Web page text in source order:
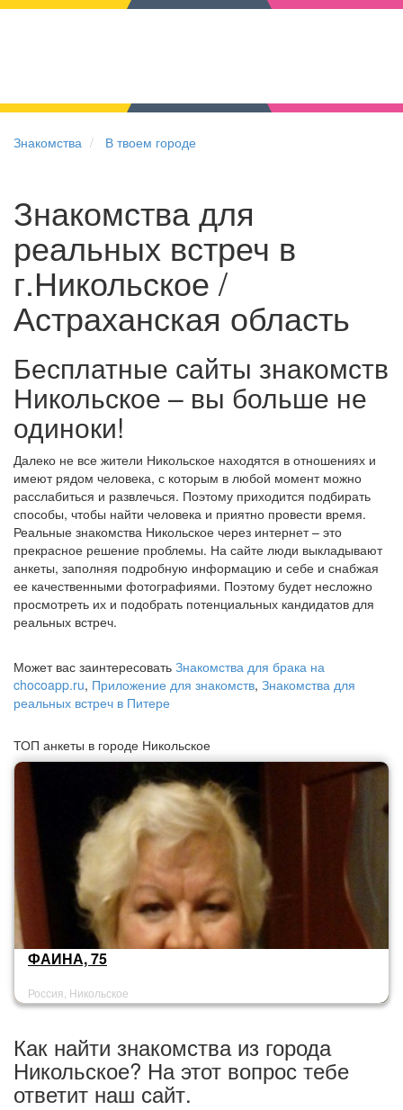
Знакомства В твоем городе
Знакомства для
реальных встреч в
г.Никольское /
Астраханская область
Бесплатные сайты знакомств
Никольское – вы больше не
одиноки!
Далеко не все жители Никольское находятся в отношениях и
имеют рядом человека, с которым в любой момент можно
расслабиться и развлечься. Поэтому приходится подбирать
способы, чтобы найти человека и приятно провести время.
Реальные знакомства Никольское через интернет – это
прекрасное решение проблемы. На сайте люди выкладывают
анкеты, заполняя подробную информацию и себе и снабжая
ее качественными фотографиями. Поэтому будет несложно
просмотреть их и подобрать потенциальных кандидатов для
реальных встреч.
Может вас заинтересовать Знакомства для брака на
chocoapp.ru, Приложение для знакомств, Знакомства для
реальных встреч в Питере
ТОП анкеты в городе Никольское
ФАИНА, 75
Россия, Никольское
Как найти знакомства из города
Никольское? На этот вопрос тебе
ответит наш сайт.